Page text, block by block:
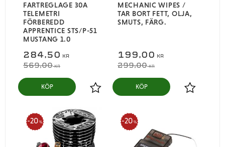
FARTREGLAGE 30A
TELEMETRI
FÖRBEREDD
APPRENTICE STS/P-51
MUSTANG 1.0
284,50 KR
569,00KR
Lägg till i favoriter
KÖP
MECHANIC WIPES /
TAR BORT FETT, OLJA,
SMUTS, FÄRG.
199,00 KR
299,00KR
Lägg till i
KÖP
20 % 20 %